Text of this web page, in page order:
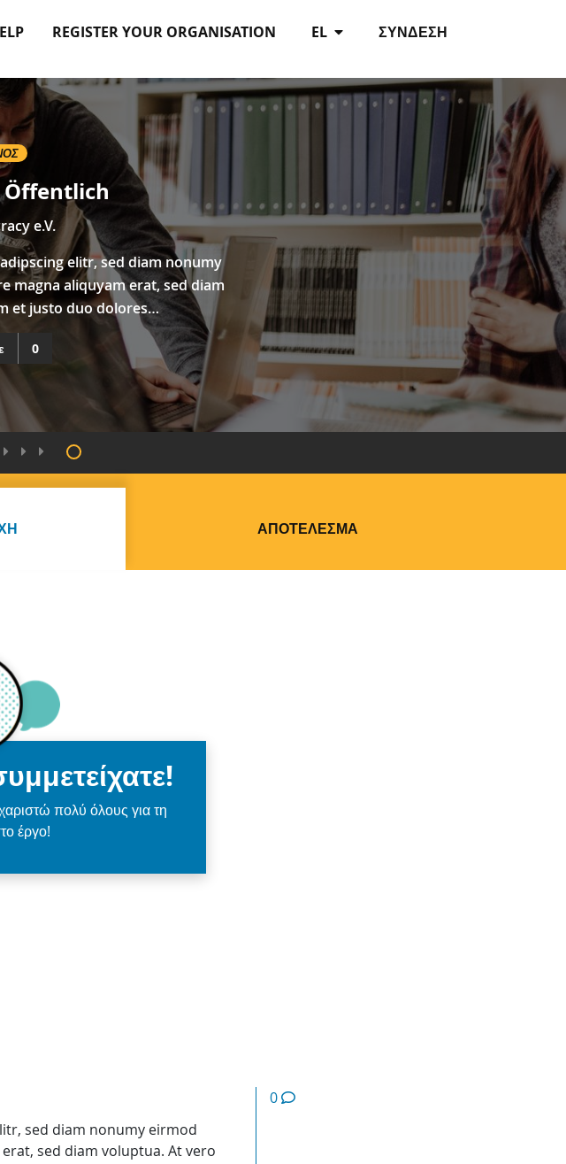
ΣΎΝΔΕΣΗ
EL
REGISTER YOUR ORGANISATION
e.V.
elitr, sed diam nonumy
magna aliquyam erat, sed diam
et justo duo dolores…
0
ΑΠΟΤΈΛΕΣΜΑ
πολύ όλους για τη
έργο!
sed diam nonumy eirmod
sed diam voluptua. At vero
0